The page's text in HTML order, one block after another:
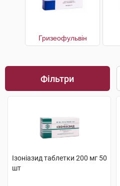
Гризеофульвін
Фільтри
Ізоніазид таблетки 200 мг 50
шт